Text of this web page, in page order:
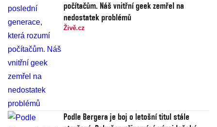
počítačům. Náš vnitřní geek zemřel na
nedostatek problémů
Živě.cz
Podle Bergera je boj o letošní titul stále